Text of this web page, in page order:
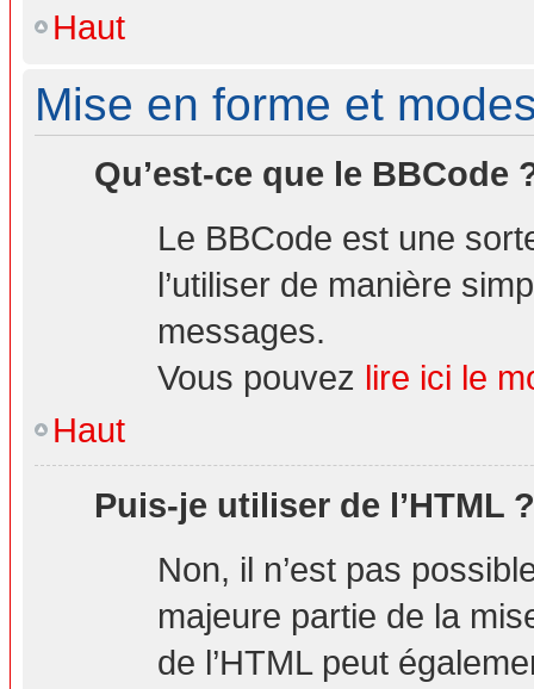
Haut
Mise en forme et
Qu’est-ce que le BBCode
Le BBCode est une
l’utiliser de manière
messages.
Vous pouvez lire ici le
Haut
Puis-je utiliser de l’HTML ?
Non, il n’est pas
majeure partie de la
de l’HTML peut